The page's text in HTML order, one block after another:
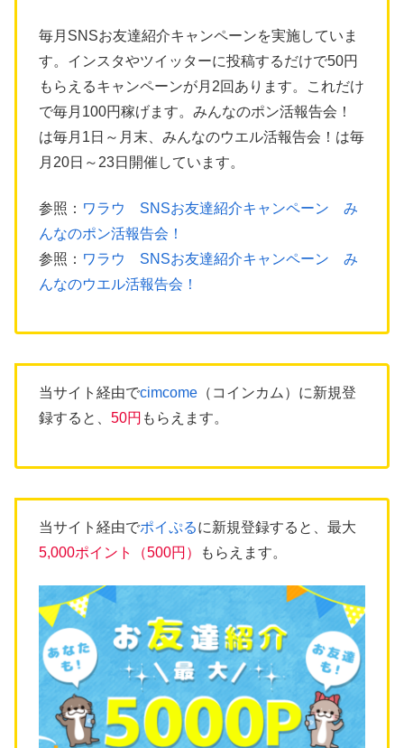
毎月SNSお友達紹介キャンペーンを実施していま
す。インスタやツイッターに投稿するだけで50円
もらえるキャンペーンが月2回あります。これだけ
で毎月100円稼げます。みんなのポン活報告会！
は毎月1日～月末、みんなのウエル活報告会！は毎
月20日～23日開催しています。
参照： ワラウ SNSお友達紹介キャンペーン み
んなのポン活報告会！
参照： ワラウ SNSお友達紹介キャンペーン み
んなのウエル活報告会！
当サイト経由でcimcome （コインカム）に新規登
録すると、 50円 もらえます。
当サイト経由でポイぷるに新規登録すると、最大
5,000ポイント（500円）
もらえます。